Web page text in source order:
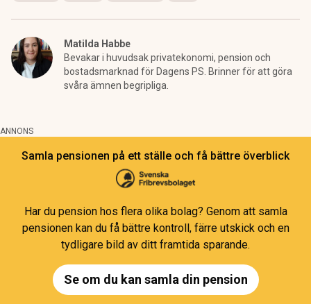
Matilda Habbe
Bevakar i huvudsak privatekonomi, pension och
bostadsmarknad för Dagens PS. Brinner för att göra
svåra ämnen begripliga.
ANNONS
Samla pensionen på ett ställe och få bättre överblick
Har du pension hos flera olika bolag? Genom att samla
pensionen kan du få bättre kontroll, färre utskick och en
tydligare bild av ditt framtida sparande.
Se om du kan samla din pension